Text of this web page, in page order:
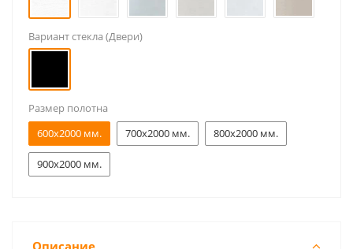
Вариант стекла (Двери)
Размер полотна
600x2000 мм.
700x2000 мм. 800x2000 мм.
900x2000 мм.
Описание